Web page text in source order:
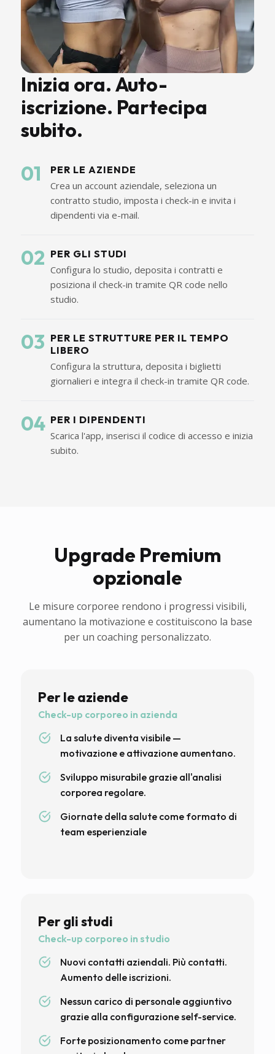
Inizia ora. Auto-
iscrizione. Partecipa
subito.
01
PER LE AZIENDE
Crea un account aziendale, seleziona un
contratto studio, imposta i check-in e invita i
dipendenti via e-mail.
02 PER GLI STUDI
Configura lo studio, deposita i contratti e
posiziona il check-in tramite QR code nello
studio.
03 PER LE STRUTTURE PER IL TEMPO
LIBERO
Configura la struttura, deposita i biglietti
giornalieri e integra il check-in tramite QR code.
04 PER I DIPENDENTI
Scarica l'app, inserisci il codice di accesso e inizia
subito.
Upgrade Premium
opzionale
Le misure corporee rendono i progressi visibili,
aumentano la motivazione e costituiscono la base
per un coaching personalizzato.
Per le aziende
Check-up corporeo in azienda
La salute diventa visibile —
motivazione e attivazione aumentano.
Sviluppo misurabile grazie all'analisi
corporea regolare.
Giornate della salute come formato di
team esperienziale
Per gli studi
Check-up corporeo in studio
Nuovi contatti aziendali. Più contatti.
Aumento delle iscrizioni.
Nessun carico di personale aggiuntivo
grazie alla configurazione self-service.
Forte posizionamento come partner